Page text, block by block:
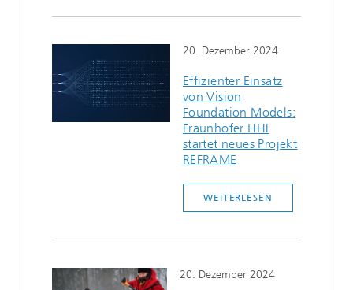
20. Dezember 2024
Effizienter Einsatz
von Vision
Foundation Models:
Fraunhofer HHI
startet neues Projekt
REFRAME
WEITERLESEN
20. Dezember 2024